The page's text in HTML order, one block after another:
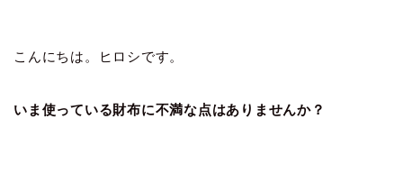
こんにちは。ヒロシです。
いま 使っている財布に不満な点はありませんか？